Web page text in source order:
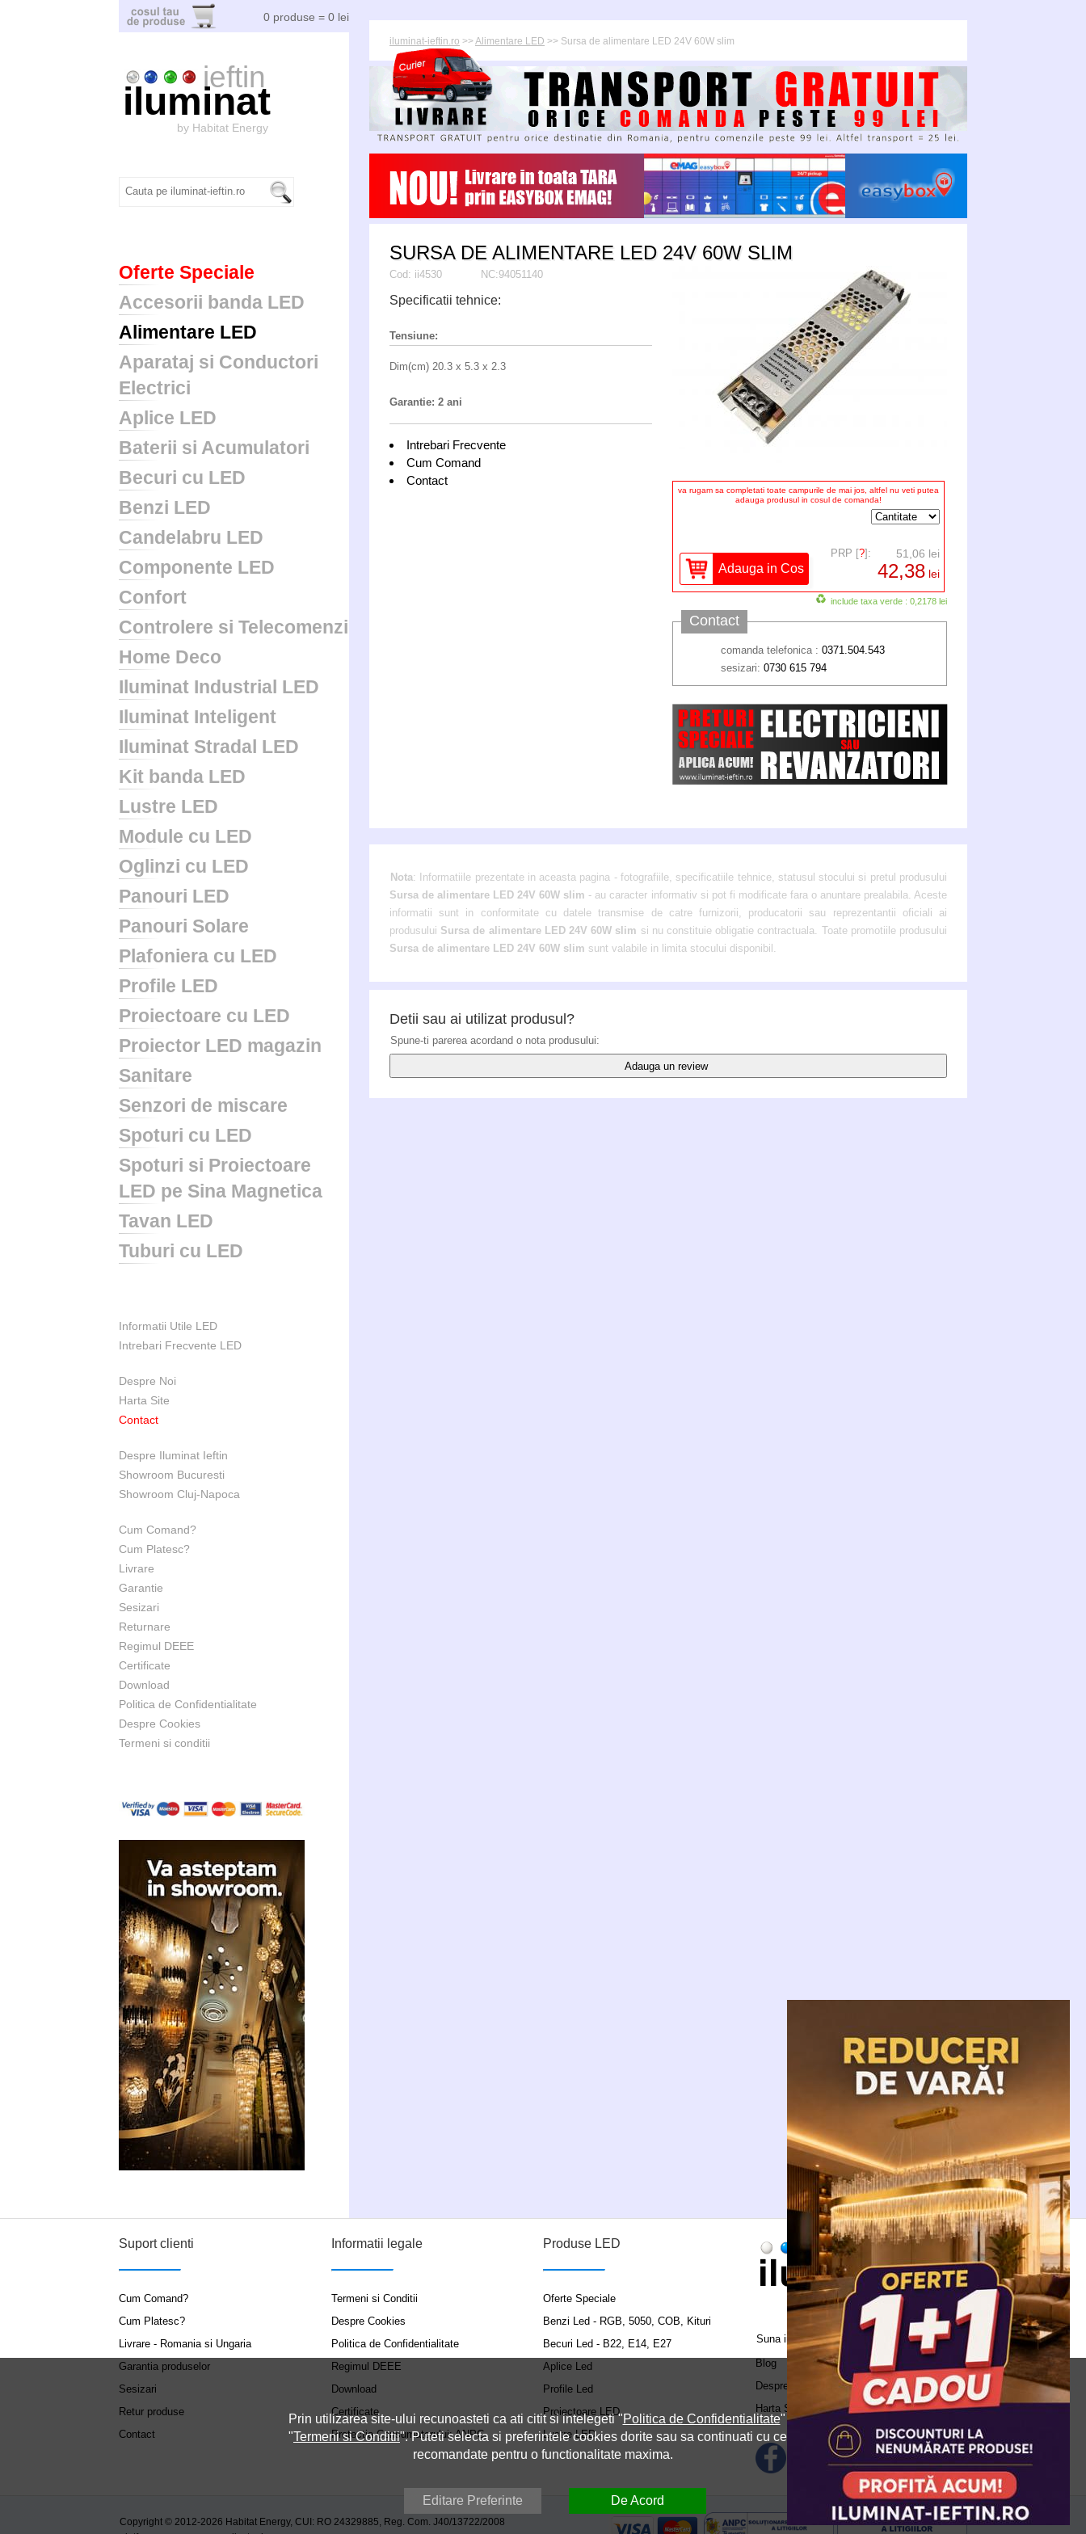
0 produse = 0 lei
ieftin
iluminat
by Habitat Energy
Oferte Speciale
Accesorii banda LED
Alimentare LED
Aparataj si Conductori
Electrici
Aplice LED
Baterii si Acumulatori
Becuri cu LED
Benzi LED
Candelabru LED
Componente LED
Confort
Controlere si Telecomenzi
Home Deco
Iluminat Industrial LED
Iluminat Inteligent
Iluminat Stradal LED
Kit banda LED
Lustre LED
Module cu LED
Oglinzi cu LED
Panouri LED
Panouri Solare
Plafoniera cu LED
Profile LED
Proiectoare cu LED
Proiector LED magazin
Sanitare
Senzori de miscare
Spoturi cu LED
Spoturi si Proiectoare
LED pe Sina Magnetica
Tavan LED
Tuburi cu LED
Informatii Utile LED
Intrebari Frecvente LED
Despre Noi
Harta Site
Contact
Despre Iluminat Ieftin
Showroom Bucuresti
Showroom Cluj-Napoca
Cum Comand?
Cum Platesc?
Livrare
Garantie
Sesizari
Returnare
Regimul DEEE
Certificate
Download
Politica de Confidentialitate
Despre Cookies
Termeni si conditii
iluminat-ieftin.ro >>Alimentare LED >> Sursa de alimentare LED 24V 60W slim
SURSA DE ALIMENTARE LED 24V 60W SLIM
Cod: ii4530 NC:94051140
Specificatii tehnice:
Tensiune:
Dim(cm) 20.3 x 5.3 x 2.3
Garantie: 2 ani
Intrebari Frecvente
Cum Comand
Contact
va rugam sa completati toate campurile de mai jos, altfel nu veti putea
adauga produsul in cosul de comanda!
PRP [?]: 51,06 lei
42,38 lei
include taxa verde : 0,2178 lei
Contact
comanda telefonica : 0371.504.543
sesizari: 0730 615 794
Nota: Informatiile prezentate in aceasta pagina - fotografiile, specificatiile tehnice, statusul stocului si pretul produsului
Sursa de alimentare LED 24V 60W slim - au caracter informativ si pot fi modificate fara o anuntare prealabila. Aceste
informatii sunt in conformitate cu datele transmise de catre furnizorii, producatorii sau reprezentantii oficiali ai
produsului Sursa de alimentare LED 24V 60W slim si nu constituie obligatie contractuala. Toate promotiile produsului
Sursa de alimentare LED 24V 60W slim sunt valabile in limita stocului disponibil.
Detii sau ai utilizat produsul?
Spune-ti parerea acordand o nota produsului:
Adauga un review
Suport clienti
Cum Comand?
Cum Platesc?
Livrare - Romania si Ungaria
Garantia produselor
Sesizari
Retur produse
Contact
Informatii legale
Termeni si Conditii
Despre Cookies
Politica de Confidentialitate
Regimul DEEE
Download
Certificate
Protecția Consumatorului: ANPC
Produse LED
Oferte Speciale
Benzi Led - RGB, 5050, COB, Kituri
Becuri Led - B22, E14, E27
Aplice Led
Profile Led
Proiectoare LED
Lustre LED
Suna in call center:
0371.504.543
Blog
Despre Noi
Harta Site
Copyright © 2012-2026 Habitat Energy, CUI: RO 24329885, Reg. Com. J40/13722/2008
Prin utilizarea site-ului recunoasteti ca ati citit si intelegeti "Politica de Confidentialitate" si
"Termeni si Conditii". Puteti selecta si preferintele cookies dorite sau sa continuati cu cele
recomandate pentru o functionalitate maxima.
Editare Preferinte De Acord